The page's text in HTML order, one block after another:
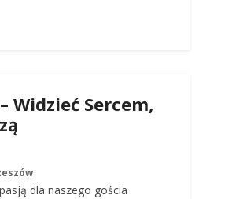
Widzieć Sercem,
dla naszego gościa